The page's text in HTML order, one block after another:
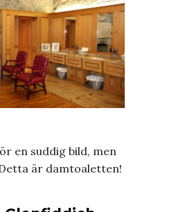
en suddig bild, men
är damtoaletten!